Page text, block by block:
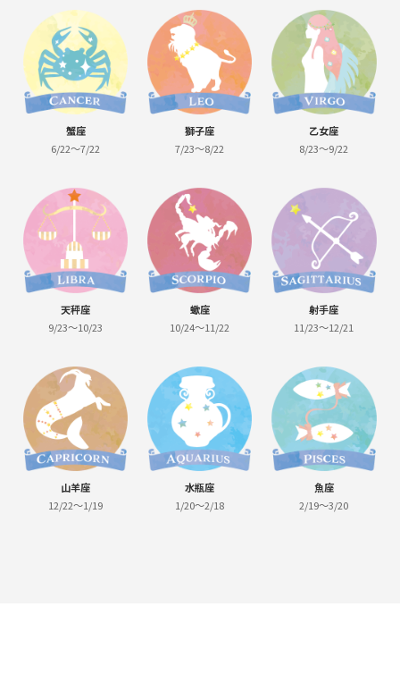
蟹座
6/22～7/22
獅子座
7/23～8/22
乙女座
8/23～9/22
天秤座
9/23～10/23
蠍座
10/24～11/22
射手座
11/23～12/21
山羊座
12/22～1/19
水瓶座
1/20～2/18
魚座
2/19～3/20